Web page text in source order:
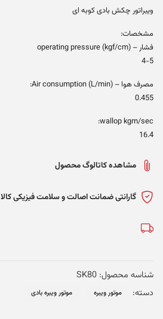
ویبراتور چکش بادی کوبه ای
مشخصات:
فشار – operating pressure (kgf/cm)
4-5
مصرف هوا – (Air consumption (L/min:
0.455
wallop kgm/sec:
16.4
مشاهده کاتالوگ محصول
گارانتی ضمانت اصالت و سلامت فیزیکی کالا
شناسه محصول: SK80
دسته:
موتور ویبره موتور ویبره بادی